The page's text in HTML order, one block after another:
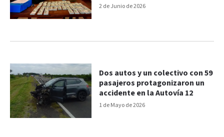
2 de Junio de 2026
1 de Mayo de 2026
Dos autos y un colectivo con 59
pasajeros protagonizaron un
accidente en la Autovía 12